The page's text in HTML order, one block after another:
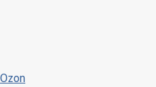
Ozon